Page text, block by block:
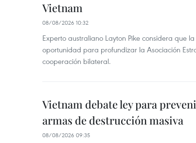
Vietnam
08/08/2026 10:32
Experto australiano Layton Pike considera que
oportunidad para profundizar la Asociación
cooperación bilateral.
Vietnam debate ley para
armas de destrucción masiva
08/08/2026 09:35